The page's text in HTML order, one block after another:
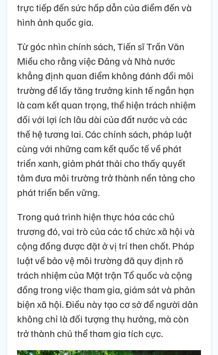
trực tiếp đến sức hấp dẫn của điểm đến và
hình ảnh quốc gia.
Từ góc nhìn chính sách, Tiến sĩ Trần Văn
Miều cho rằng việc Đảng và Nhà nước
khẳng định quan điểm không đánh đổi môi
trường để lấy tăng trưởng kinh tế ngắn hạn
là cam kết quan trọng, thể hiện trách nhiệm
đối với lợi ích lâu dài của đất nước và các
thế hệ tương lai. Các chính sách, pháp luật
cùng với những cam kết quốc tế về phát
triển xanh, giảm phát thải cho thấy quyết
tâm đưa môi trường trở thành nền tảng cho
phát triển bền vững.
Trong quá trình hiện thực hóa các chủ
trương đó, vai trò của các tổ chức xã hội và
cộng đồng được đặt ở vị trí then chốt. Pháp
luật về bảo vệ môi trường đã quy định rõ
trách nhiệm của Mặt trận Tổ quốc và cộng
đồng trong việc tham gia, giám sát và phản
biện xã hội. Điều này tạo cơ sở để người dân
không chỉ là đối tượng thụ hưởng, mà còn
trở thành chủ thể tham gia tích cực.